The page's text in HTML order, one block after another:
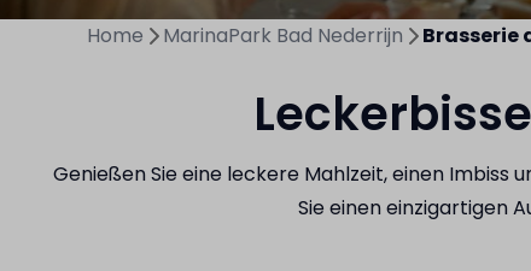
Home MarinaPark Bad Nederrijn Brasserie
Genießen Sie eine leckere Mahlzeit, einen
Sie einen einzigartigen